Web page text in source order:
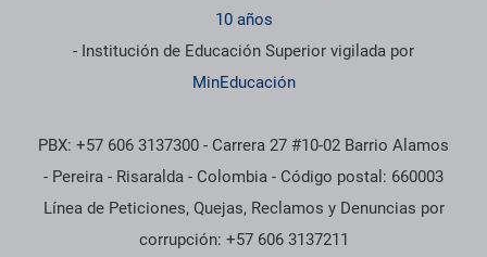
10 años
- Institución de Educación Superior vigilada por
MinEducación
PBX: +57 606 3137300 - Carrera 27 #10-02 Barrio Alamos
- Pereira - Risaralda - Colombia - Código postal: 660003
Línea de Peticiones, Quejas, Reclamos y Denuncias por
corrupción: +57 606 3137211